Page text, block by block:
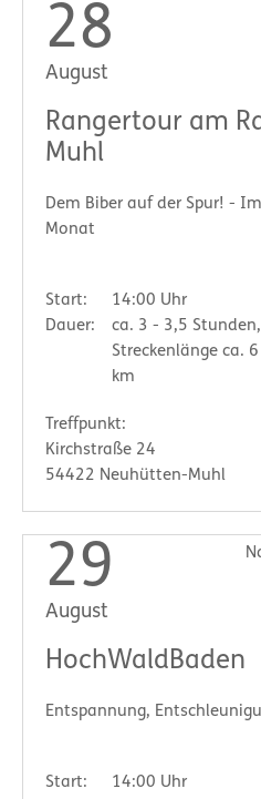
28
August
Rangertour am
Muhl
Dem Biber auf der Spur! -
Monat
Start:
14:00 Uhr
Dauer:
ca. 3 - 3,5 Stunden,
Streckenlänge ca. 6
km
Treffpunkt:
Kirchstraße 24
54422 Neuhütten-Muhl
29
August
HochWaldBaden
Entspannung,
Start:
14:00 Uhr